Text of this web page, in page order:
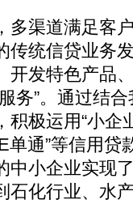
渠道满足客
传统信贷业务
开发特色产品
务”。通过结
极运用“小企
单通”等信用
中小企业实现
石化行业、水